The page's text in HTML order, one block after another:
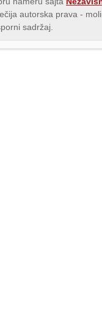
autorska prava -
sadržaj.